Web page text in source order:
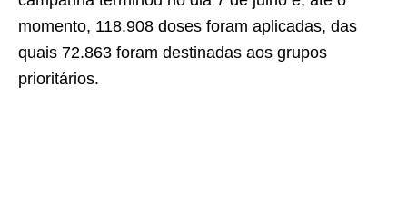
momento, 118.908 doses foram aplicadas, das
quais 72.863 foram destinadas aos grupos
prioritários.